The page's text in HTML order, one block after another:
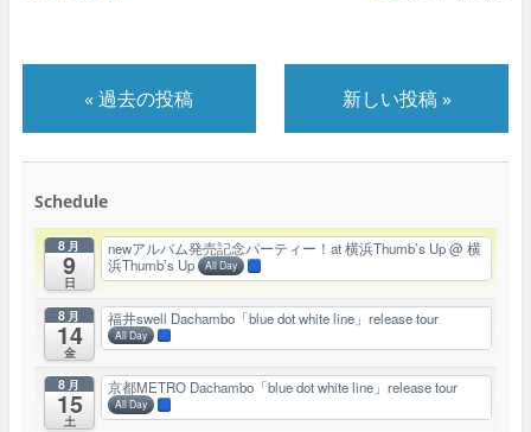
« 過去の投稿 新しい投稿»
Schedule
8月
9
日
newアルバム発売記念パーティー！at 横浜Thumb’s Up@ 横
浜Thumb’s Up
All Day
8月
14
金
福井swell Dachambo「blue dot white line」release tour
All Day
8月
15
土
京都METRO Dachambo「blue dot white line」release tour
All Day